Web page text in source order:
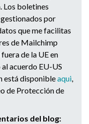
Los boletines
por
que me facilitas
de Mailchimp
de la UE en
acuerdo EU-US
está disponibleaqui,
de Protección de
del blog: